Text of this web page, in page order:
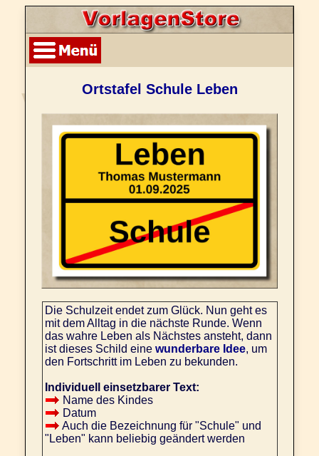
Ortstafel Schule Leben
Die Schulzeit endet zum Glück. Nun geht es
mit dem Alltag in die nächste Runde. Wenn
das wahre Leben als Nächstes ansteht, dann
ist dieses Schild eine wunderbare Idee, um
den Fortschritt im Leben zu bekunden.
Individuell einsetzbarer Text:
Name des Kindes
Datum
Auch die Bezeichnung für "Schule" und
"Leben" kann beliebig geändert werden